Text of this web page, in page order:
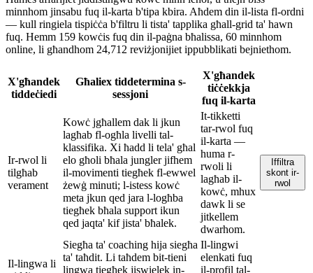
minnhom jinsabu fuq il-karta b'tipa kbira. Aħdem din il-lista fl-ordni
— kull ringiela tispiċċa b'filtru li tista' tapplika għall-grid ta' hawn
fuq. Hemm 159 kowċis fuq din il-paġna bħalissa, 60 minnhom
online, li għandhom 24,712 reviżjonijiet ippubblikati bejniethom.
X'għandek
tiddeċiedi
Għaliex tiddetermina s-
sessjoni
X'għandek
tiċċekkja
fuq il-karta
Ir-rwol li
tilgħab
verament
Kowċ jgħallem dak li jkun
lagħab fl-ogħla livelli tal-
klassifika. Xi ħadd li tela' għal
elo għoli bħala jungler jifhem
il-movimenti tiegħek fl-ewwel
żewġ minuti; l-istess kowċ
meta jkun qed jara l-logħba
tiegħek bħala support ikun
qed jaqta' kif jista' bħalek.
It-tikketti
tar-rwol fuq
il-karta —
huma r-
rwoli li
lagħab il-
kowċ, mhux
dawk li se
jitkellem
dwarhom.
Iffiltra
skont ir-
rwol
Il-lingwa li
Siegħa ta' coaching hija siegħa
ta' taħdit. Li taħdem bit-tieni
lingwa tiegħek jiswielek in-
Il-lingwi
elenkati fuq
il-profil tal-